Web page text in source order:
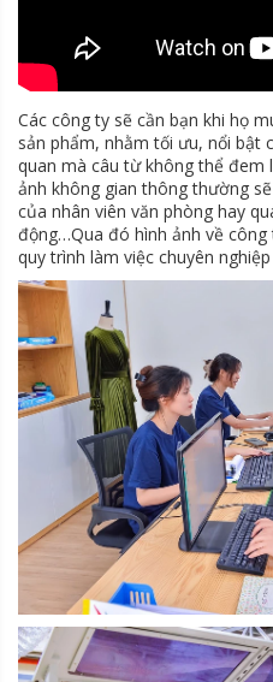
Các công ty sẽ cần bạn khi họ
sản phẩm, nhằm tối ưu, nổi bật
quan mà câu từ không thể đem
ảnh không gian thông thường
của nhân viên văn phòng hay
động…Qua đó hình ảnh về
quy trình làm việc chuyên